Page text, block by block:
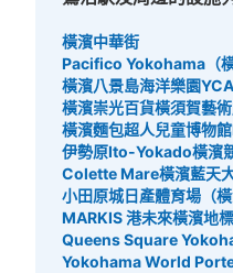
橫濱中華街
Pacifico Yokohama（橫
橫濱八景島海洋樂園
橫濱崇光百貨橫須賀藝
橫濱麵包超人兒童博物館
伊勢原Ito-Yokado橫濱
Colette Mare橫濱藍天
小田原城日產體育場（橫
MARKIS 港未來橫濱地
Queens Square
Yokohama World